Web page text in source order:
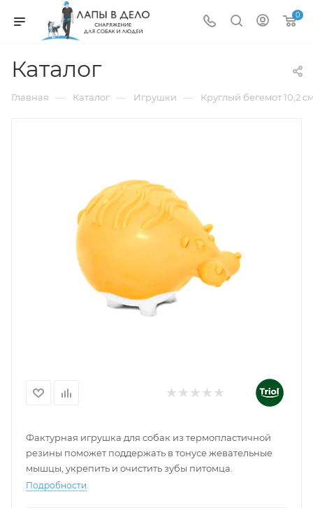
0
Каталог
Главная — Каталог — Игрушки — Круглый бегемот 10,2
Фактурная игрушка для собак из термопластичной
резины поможет поддержать в тонусе жевательные
мышцы, укрепить и очистить зубы питомца.
Подробности